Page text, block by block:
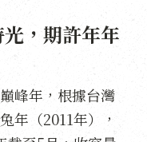
，期許年年
峰年，根據台灣
年（2011年），